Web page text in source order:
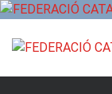
Vés
contingut